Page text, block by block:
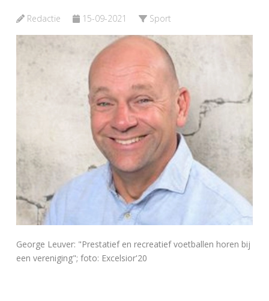
Redactie 15-09-2021 Sport
George Leuver: "Prestatief en recreatief voetballen horen bij
een vereniging"; foto: Excelsior'20